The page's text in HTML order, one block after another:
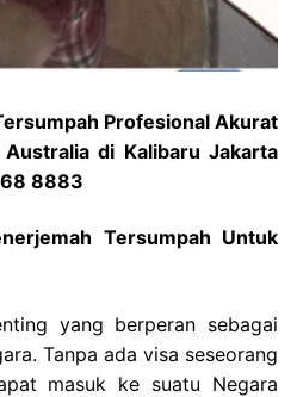
Profesional Akurat
di Kalibaru Jakarta
8883
Tersumpah Untuk
yang berperan sebagai
Tanpa ada visa seseorang
masuk ke suatu Negara